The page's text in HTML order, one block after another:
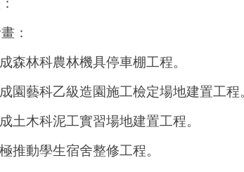
：
森林科農林機具停車棚工程。
園藝科乙級造園施工檢定場地建置工程
土木科泥工實習場地建置工程。
推動學生宿舍整修工程。